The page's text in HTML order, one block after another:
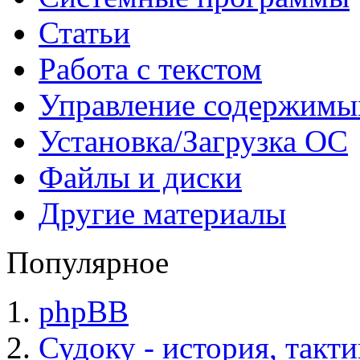
Статьи
Работа с текстом
Управление
Установка/Загрузка ОС
Файлы и диски
Другие материалы
Популярное
phpBB
Судоку - история,